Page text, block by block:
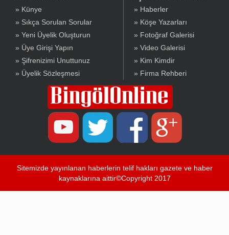
» Künye
» Sıkça Sorulan Sorular
» Yeni Üyelik Oluşturun
» Üye Girişi Yapın
» Şifrenizimi Unuttunuz
» Üyelik Sözleşmesi
» Haberler
» Köşe Yazarları
» Fotoğraf Galerisi
» Video Galerisi
» Kim Kimdir
» Firma Rehberi
Sitemizde yayınlanan haberlerin telif hakları gazete ve haber
kaynaklarına aittir©Copyright 2017